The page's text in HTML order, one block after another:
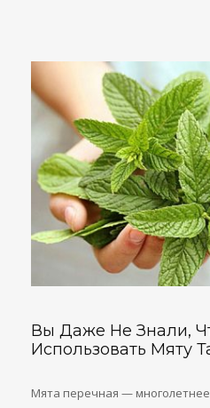
Вы Даже Не Знали,
Использовать Мяту
Мята перечная —